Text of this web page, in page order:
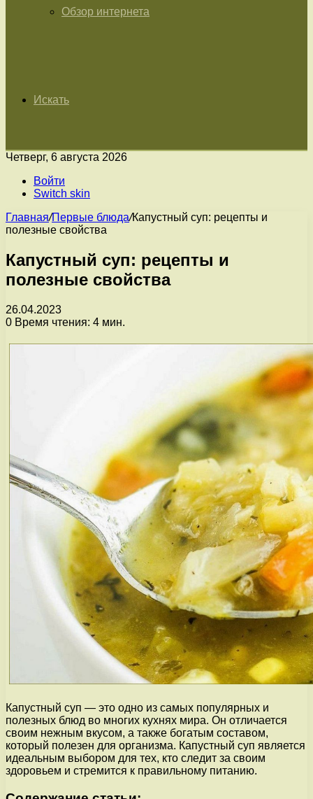
Обзор интернета
Искать
Четверг, 6 августа 2026
Войти
Switch skin
Главная/Первые блюда/Капустный суп: рецепты и
полезные свойства
Капустный суп: рецепты и
полезные свойства
26.04.2023
0 Время чтения: 4 мин.
Капустный суп — это одно из самых популярных и
полезных блюд во многих кухнях мира. Он отличается
своим нежным вкусом, а также богатым составом,
который полезен для организма. Капустный суп является
идеальным выбором для тех, кто следит за своим
здоровьем и стремится к правильному питанию.